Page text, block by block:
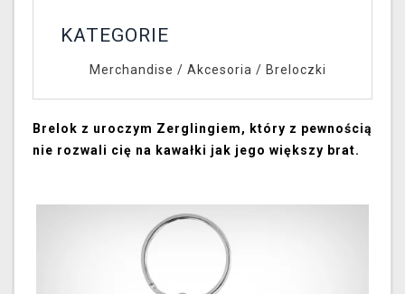
KATEGORIE
Merchandise / Akcesoria / Breloczki
Brelok z uroczym Zerglingiem, który z pewnością
nie rozwali cię na kawałki jak jego większy brat.